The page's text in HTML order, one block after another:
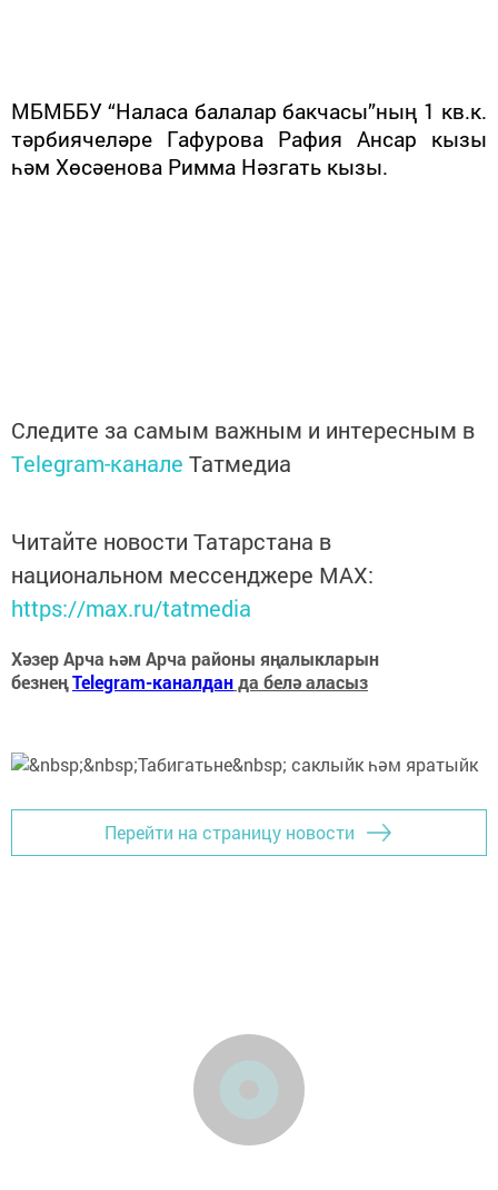
МБМББУ “Наласа балалар бакчасы”ның 1 кв.к.
тәрбиячеләре Гафурова Рафия Ансар кызы
һәм Хөсәенова Римма Нәзгать кызы.
Следите за самым важным и интересным в
Telegram-канале Татмедиа
Читайте новости Татарстана в
национальном мессенджере MАХ:
https://max.ru/tatmedia
Хәзер Арча һәм Арча районы яңалыкларын
безнеңTelegram-каналданда белә аласыз
Перейти на страницу новости